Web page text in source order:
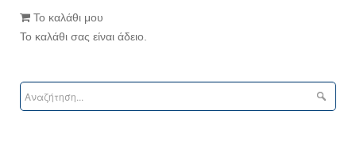
Το καλάθι μου
Το καλάθι σας είναι άδειο.